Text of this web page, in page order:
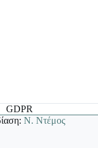
GDPR
Ν. Ντέμος